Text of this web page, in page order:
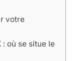
votre
: où se situe le